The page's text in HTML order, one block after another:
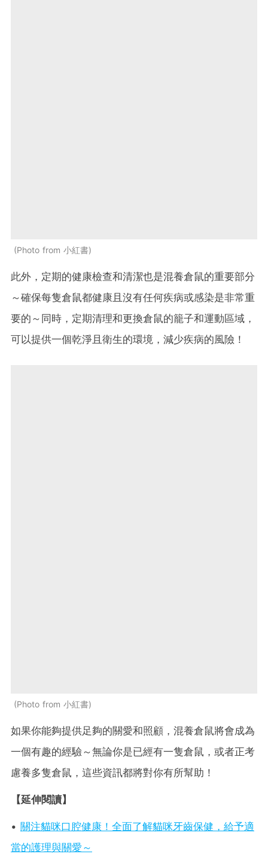
Photo from 小紅書
此外，定期的健康檢查和清潔也是混養倉鼠的重要部分
～確保每隻倉鼠都健康且沒有任何疾病或感染是非常重
要的～同時，定期清理和更換倉鼠的籠子和運動區域，
可以提供一個乾淨且衛生的環境，減少疾病的風險！
Photo from 小紅書
如果你能夠提供足夠的關愛和照顧，混養倉鼠將會成為
一個有趣的經驗～無論你是已經有一隻倉鼠，或者正考
慮養多隻倉鼠，這些資訊都將對你有所幫助！
【延伸閱讀】
• 關注貓咪口腔健康！全面了解貓咪牙齒保健，給予適
當的護理與關愛～